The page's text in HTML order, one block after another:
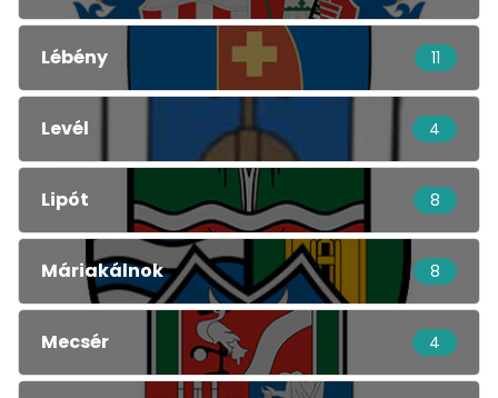
Lébény 11
Levél 4
Lipót 8
Máriakálnok 8
Mecsér 4